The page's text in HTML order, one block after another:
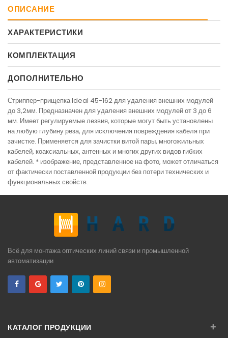
ОПИСАНИЕ
ХАРАКТЕРИСТИКИ
КОМПЛЕКТАЦИЯ
ДОПОЛНИТЕЛЬНО
Стриппер-прищепка Ideal 45-162 для удаления внешних модулей
до 3,2мм. Предназначен для удаления внешних модулей от 3 до 6
мм. Имеет регулируемые лезвия, которые могут быть установлены
на любую глубину реза, для исключения повреждения кабеля при
зачистке. Применяется для зачистки витой пары, многожильных
кабелей, коаксиальных, антенных и многих других видов гибких
кабелей. * изображение, представленное на фото, может отличаться
от фактически поставленной продукции без потери технических и
функциональных свойств.
Всё для монтажа оптических линий связи и промышленной
автоматизации
КАТАЛОГ ПРОДУКЦИИ
+